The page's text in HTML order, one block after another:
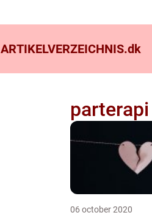
ARTIKELVERZEICHNIS.dk
06 october 2020